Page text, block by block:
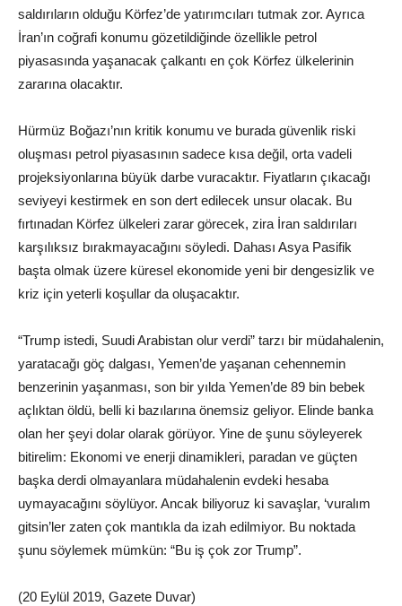
saldırıların olduğu Körfez’de yatırımcıları tutmak zor. Ayrıca
İran’ın coğrafi konumu gözetildiğinde özellikle petrol
piyasasında yaşanacak çalkantı en çok Körfez ülkelerinin
zararına olacaktır.
Hürmüz Boğazı’nın kritik konumu ve burada güvenlik riski
oluşması petrol piyasasının sadece kısa değil, orta vadeli
projeksiyonlarına büyük darbe vuracaktır. Fiyatların çıkacağı
seviyeyi kestirmek en son dert edilecek unsur olacak. Bu
fırtınadan Körfez ülkeleri zarar görecek, zira İran saldırıları
karşılıksız bırakmayacağını söyledi. Dahası Asya Pasifik
başta olmak üzere küresel ekonomide yeni bir dengesizlik ve
kriz için yeterli koşullar da oluşacaktır.
“Trump istedi, Suudi Arabistan olur verdi” tarzı bir müdahalenin,
yaratacağı göç dalgası, Yemen’de yaşanan cehennemin
benzerinin yaşanması, son bir yılda Yemen’de 89 bin bebek
açlıktan öldü, belli ki bazılarına önemsiz geliyor. Elinde banka
olan her şeyi dolar olarak görüyor. Yine de şunu söyleyerek
bitirelim: Ekonomi ve enerji dinamikleri, paradan ve güçten
başka derdi olmayanlara müdahalenin evdeki hesaba
uymayacağını söylüyor. Ancak biliyoruz ki savaşlar, ‘vuralım
gitsin’ler zaten çok mantıkla da izah edilmiyor. Bu noktada
şunu söylemek mümkün: “Bu iş çok zor Trump”.
(20 Eylül 2019, Gazete Duvar)